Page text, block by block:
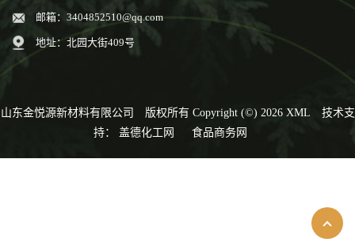
邮箱： 3404852510@qq.com
地址：北园大街409号
山东金悦源新材料有限公司 版权所有 Copyright (©) 2026 XML
技术支
持： 盖德化工网 食品商务网